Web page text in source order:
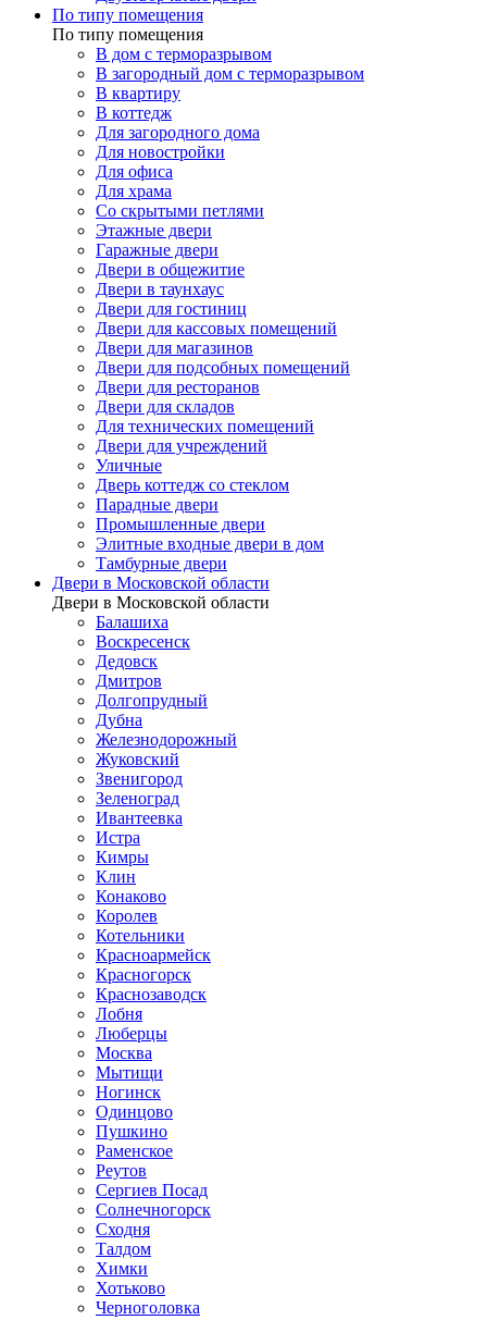
По типу помещения
По типу помещения
В дом с терморазрывом
В загородный дом с терморазрывом
В квартиру
В коттедж
Для загородного дома
Для новостройки
Для офиса
Для храма
Со скрытыми петлями
Этажные двери
Гаражные двери
Двери в общежитие
Двери в таунхаус
Двери для гостиниц
Двери для кассовых помещений
Двери для магазинов
Двери для подсобных помещений
Двери для ресторанов
Двери для складов
Для технических помещений
Двери для учреждений
Уличные
Дверь коттедж со стеклом
Парадные двери
Промышленные двери
Элитные входные двери в дом
Тамбурные двери
Двери в Московской области
Двери в Московской области
Балашиха
Воскресенск
Дедовск
Дмитров
Долгопрудный
Дубна
Железнодорожный
Жуковский
Звенигород
Зеленоград
Ивантеевка
Истра
Кимры
Клин
Конаково
Королев
Котельники
Красноармейск
Красногорск
Краснозаводск
Лобня
Люберцы
Москва
Мытищи
Ногинск
Одинцово
Пушкино
Раменское
Реутов
Сергиев Посад
Солнечногорск
Сходня
Талдом
Химки
Хотьково
Черноголовка